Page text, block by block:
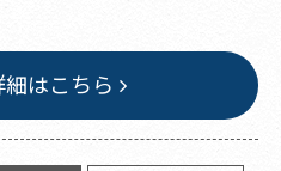
はこちら